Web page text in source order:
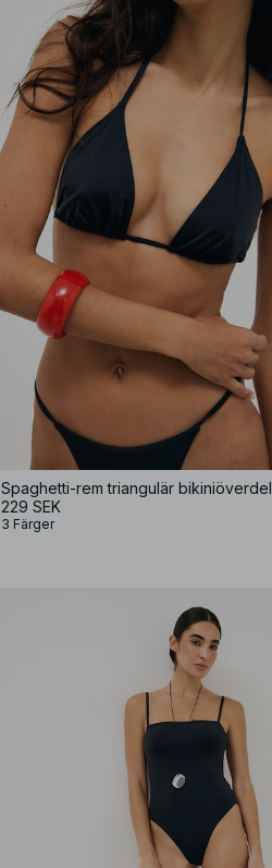
Spaghetti-rem triangulär bikiniöverdel
229 SEK
3 Färger